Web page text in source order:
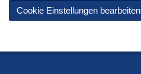
Cookie Einstellungen bearbeiten